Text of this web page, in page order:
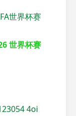
世界杯赛
世界杯赛
4oi